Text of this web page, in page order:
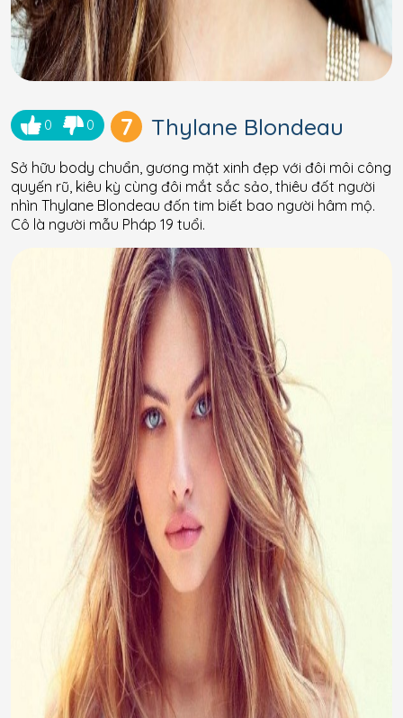
0 0 7 Thylane Blondeau
Sở hữu body chuẩn, gương mặt xinh đẹp với đôi môi công
quyến rũ, kiêu kỳ cùng đôi mắt sắc sảo, thiêu đốt người
nhìn Thylane Blondeau đốn tim biết bao người hâm mộ.
Cô là người mẫu Pháp 19 tuổi.